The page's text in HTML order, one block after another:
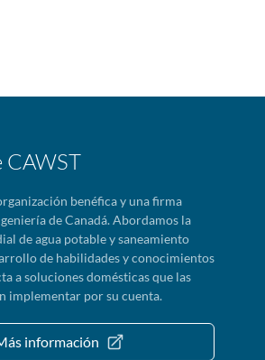
CAWST
benéfica y una firma
de Canadá. Abordamos la
de agua potable y saneamiento
de habilidades y conocimientos
a soluciones domésticas que las
implementar por su cuenta.
información